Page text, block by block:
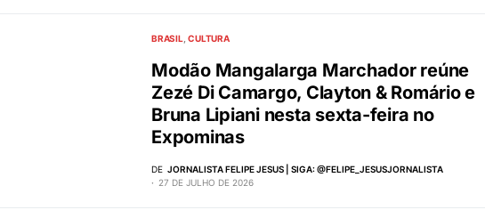
BRASIL CULTURA
Modão Mangalarga Marchador reúne
Zezé Di Camargo, Clayton & Romário e
Bruna Lipiani nesta sexta-feira no
Expominas
DE JORNALISTA FELIPE JESUS | SIGA: @FELIPE_JESUSJORNALISTA
27 DE JULHO DE 2026